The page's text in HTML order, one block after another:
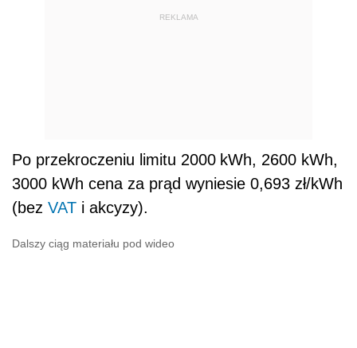
REKLAMA
Po przekroczeniu limitu 2000 kWh, 2600 kWh,
3000 kWh cena za prąd wyniesie 0,693 zł/kWh
(bez VAT i akcyzy).
Dalszy ciąg materiału pod wideo